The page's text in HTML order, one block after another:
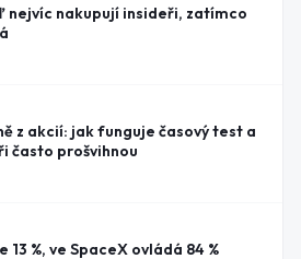
nejvíc nakupují insideři, zatímco
z akcií: jak funguje časový test a
často prošvihnou
13 %, ve SpaceX ovládá 84 %